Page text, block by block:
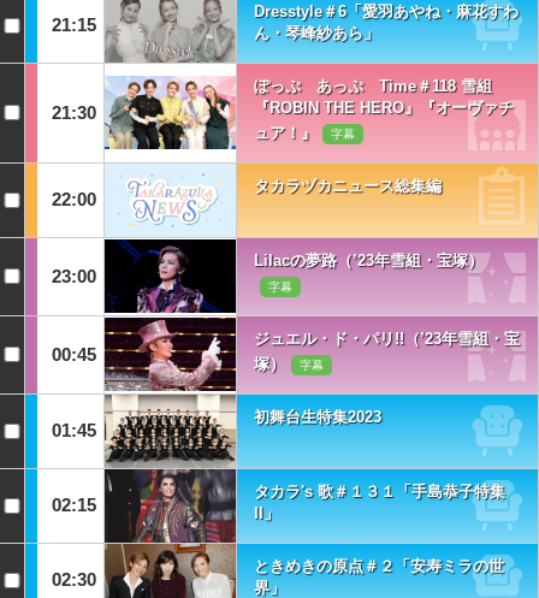
21:15
Dresstyle＃6「愛羽あやね・麻花すわ
ん・琴峰紗あら」
21:30
ぽっぷ あっぷ Time＃118 雪組
『ROBIN THE HERO』『オーヴァチ
ュア！』
字幕
22:00
タカラヅカニュース総集編
23:00
Lilacの夢路（’23年雪組・宝塚）
字幕
00:45
ジュエル・ド・パリ!!（’23年雪組・宝
塚）
字幕
01:45
初舞台生特集2023
02:15
タカラ's 歌＃１３１「手島恭子特集
II」
02:30
ときめきの原点＃２「安寿ミラの世
界」